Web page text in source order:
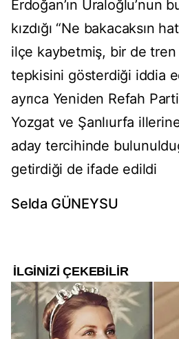
Erdoğan’ın Uraloğlu’nun
kızdığı “Ne bakacaksın
ilçe kaybetmiş, bir de
tepkisini gösterdiği iddia
ayrıca Yeniden Refah
Yozgat ve Şanlıurfa
aday tercihinde
getirdiği de ifade edildi
Selda GÜNEYSU